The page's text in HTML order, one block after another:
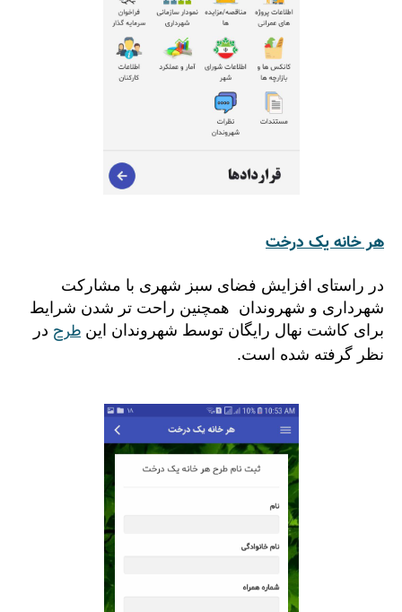
هر خانه یک درخت
در راستای افزایش فضای سبز شهری با مشارکت
شهرداری و شهروندان همچنین راحت تر شدن شرایط
برای کاشت نهال رایگان توسط شهروندان این طرح در
نظر گرفته شده است.